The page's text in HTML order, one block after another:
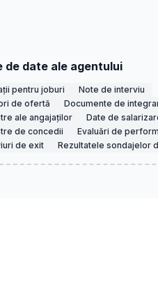
de date ale agentului
pentru joburi
Note de interviu
de ofertă
Documente de
ale angajaților
Date de
de concedii
Evaluări de
de exit
Rezultatele sondajelor